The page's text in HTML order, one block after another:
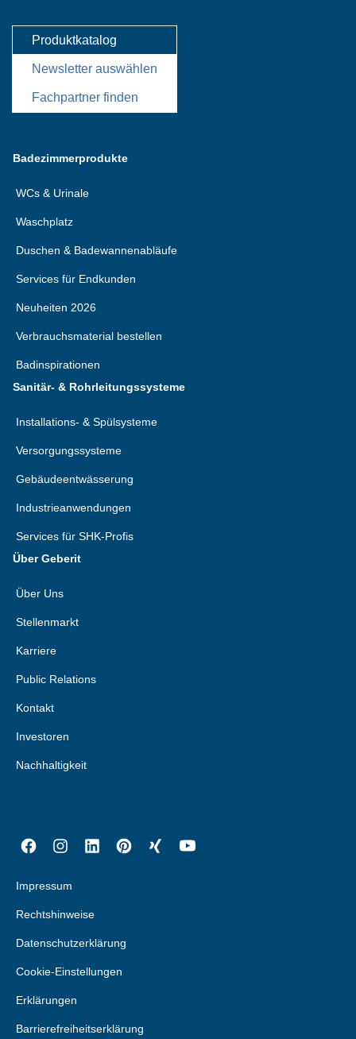
Produktkatalog
Newsletter auswählen
Fachpartner finden
Badezimmerprodukte
WCs & Urinale
Waschplatz
Duschen & Badewannenabläufe
Services für Endkunden
Neuheiten 2026
Verbrauchsmaterial bestellen
Badinspirationen
Sanitär- & Rohrleitungssysteme
Installations- & Spülsysteme
Versorgungssysteme
Gebäudeentwässerung
Industrieanwendungen
Services für SHK-Profis
Über Geberit
Über Uns
Stellenmarkt
Karriere
Public Relations
Kontakt
Investoren
Nachhaltigkeit
Impressum
Rechtshinweise
Datenschutzerklärung
Cookie-Einstellungen
Erklärungen
Barrierefreiheitserklärung